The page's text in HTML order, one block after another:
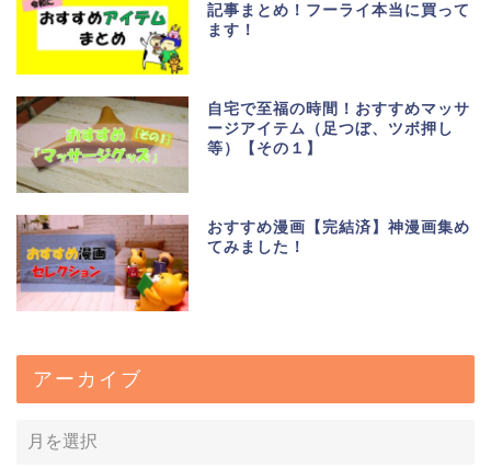
記事まとめ！フーライ本当に買って
ます！
自宅で至福の時間！おすすめマッサ
ージアイテム（足つぼ、ツボ押し
等）【その１】
おすすめ漫画【完結済】神漫画集め
てみました！
アーカイブ